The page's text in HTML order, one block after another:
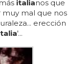
italianos que
muy mal que nos
erección
'...